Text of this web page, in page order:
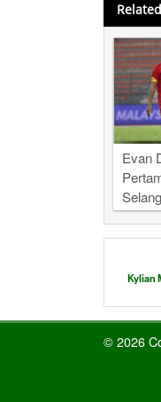
Evan
Kylian
© 2026